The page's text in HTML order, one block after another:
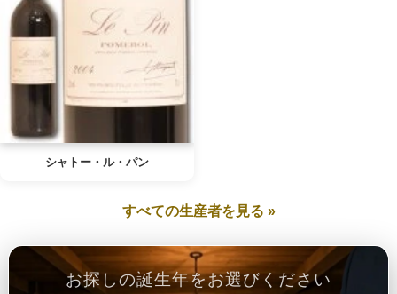
シャトー・ル・パン
すべての生産者を見る »
お探しの誕生年をお選びください